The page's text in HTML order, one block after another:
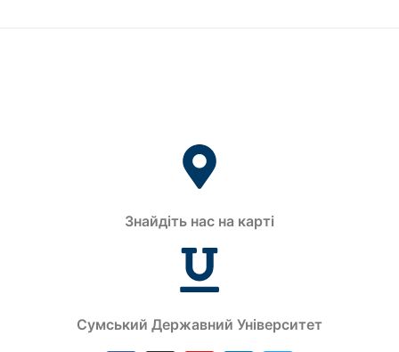
Знайдіть нас на карті
Сумський Державний Університет